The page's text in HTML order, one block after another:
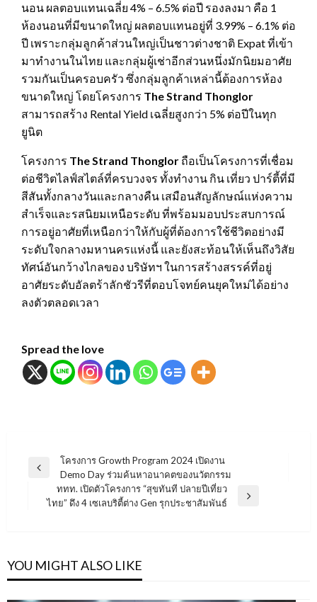
นอน ผลตอบแทนเฉลี่ย 4% – 6.5% ต่อปี รองลงมา คือ 1
ห้องนอนที่มีขนาดใหญ่ ผลตอบแทนอยู่ที่ 3.99% – 6.1% ต่อ
ปี เพราะกลุ่มลูกค้าส่วนใหญ่เป็นชาวต่างชาติ Expat ที่เข้า
มาทำงานในไทย และกลุ่มผู้เช่าอีกส่วนหนึ่งมักนิยมอาศัย
รวมกันเป็นครอบครัว ซึ่งกลุ่มลูกค้าเหล่านี้ต้องการห้อง
ขนาดใหญ่ โดยโครงการ The Strand Thonglor
สามารถสร้าง Rental Yield เฉลี่ยสูงกว่า 5% ต่อปีในทุก
ยูนิต
โครงการ The Strand Thonglor ถือเป็นโครงการที่เชื่อม
ต่อชีวิตไลฟ์สไตล์ที่ครบวงจร ทั้งทำงาน กิน เที่ยว ปาร์ตี้ที่มี
สีสันทั้งกลางวันและกลางคืน เสมือนสัญลักษณ์แห่งความ
สำเร็จและรสนิยมเหนือระดับ ที่พร้อมมอบประสบการณ์
การอยู่อาศัยที่เหนือกว่าให้กับผู้ที่ต้องการใช้ชีวิตอย่างมี
ระดับใจกลางมหานครแห่งนี้ และยังสะท้อนให้เห็นถึงวิสัย
ทัศน์อันกว้างไกลของ บริษัทฯ ในการสร้างสรรค์ที่อยู่
อาศัยระดับอัลตร้าลักชัวรีที่ตอบโจทย์คนยุคใหม่ได้อย่าง
ลงตัวตลอดเวลา
Spread the love
แนะแนว
Previous
โครงการ Growth Program 2024 เปิดงาน
Demo Day ร่วมค้นหาอนาคตของนวัตกรรม
Next
ททท. เปิดตัวโครงการ “สุขทันที ปลายปีเที่ยว
ไทย” ดึง 4 เซเลบริตี้ต่าง Gen รุกประชาสัมพันธ์
YOU MIGHT ALSO LIKE